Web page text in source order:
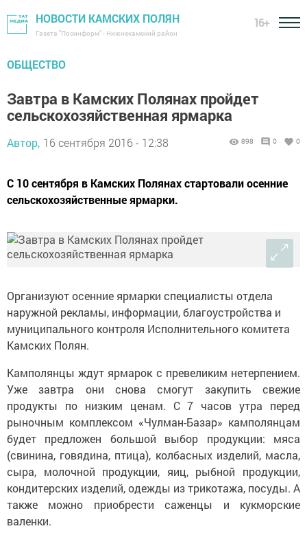
НОВОСТИ КАМСКИХ ПОЛЯН
Газета "Посинформ" - Нижнекамский район
16+
ОБЩЕСТВО
Завтра в Камских Полянах пройдет
сельскохозяйственная ярмарка
Автор, 16 сентября 2016 - 12:38 898 0 0
С 10 сентября в Камских Полянах стартовали осенние
сельскохозяйственные ярмарки.
Организуют осенние ярмарки специалисты отдела
наружной рекламы, информации, благоустройства и
муниципального контроля Исполнительного комитета
Камских Полян.
Камполянцы ждут ярмарок с превеликим нетерпением.
Уже завтра они снова смогут закупить свежие
продукты по низким ценам. С 7 часов утра перед
рыночным комплексом «Чулман-Базар» камполянцам
будет предложен большой выбор продукции: мяса
(свинина, говядина, птица), колбасных изделий, масла,
сыра, молочной продукции, яиц, рыбной продукции,
кондитерских изделий, одежды из трикотажа, посуды. А
также можно приобрести саженцы и кукморские
валенки.